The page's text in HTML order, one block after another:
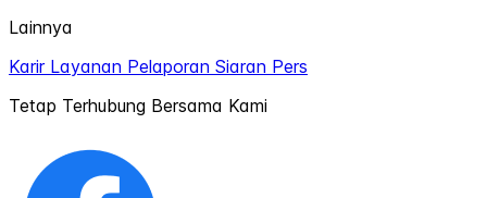
Lainnya
Karir Layanan Pelaporan Siaran Pers
Tetap Terhubung Bersama Kami